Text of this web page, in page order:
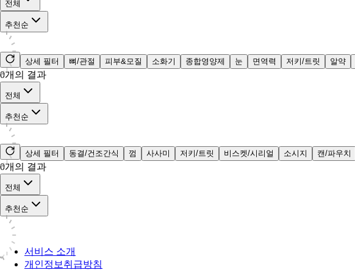
전체
추천순
상세 필터 뼈/관절 피부&모질 소화기 종합영양제 눈 면역력 저키/트릿 알약
0개의 결과
전체
추천순
상세 필터 동결/건조간식 껌 사사미 저키/트릿 비스켓/시리얼 소시지 캔/파우치
0개의 결과
전체
추천순
서비스 소개
개인정보취급방침